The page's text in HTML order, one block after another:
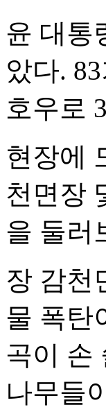
윤 대통
았다.
호우로
현장에
천면장
을 둘러
장 감천
물 폭탄
곡이 손
나무들